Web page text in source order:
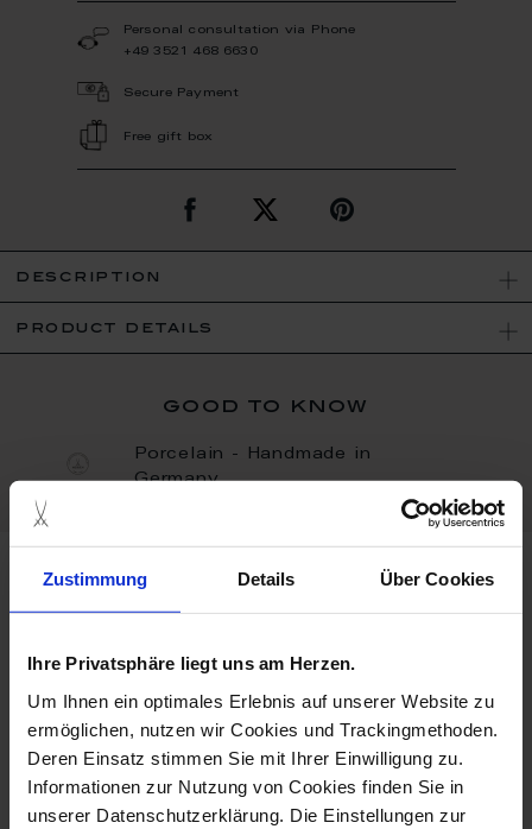
Zustimmung Details Über Cookies
Ihre Privatsphäre liegt uns am Herzen.
Um Ihnen ein optimales Erlebnis auf unserer Website zu
ermöglichen, nutzen wir Cookies und Trackingmethoden.
Deren Einsatz stimmen Sie mit Ihrer Einwilligung zu.
Informationen zur Nutzung von Cookies finden Sie in
unserer Datenschutzerklärung. Die Einstellungen zur
Personal consultation via Phone
+49 3521 468 6630
Secure Payment
Free gift box
description
product details
good to know
Porcelain - Handmade in
Germany
more products from the
cosmopolitan mesh collection